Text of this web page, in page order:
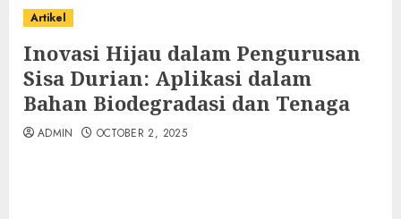
Artikel
Inovasi Hijau dalam Pengurusan
Sisa Durian: Aplikasi dalam
Bahan Biodegradasi dan Tenaga
ADMIN OCTOBER 2, 2025